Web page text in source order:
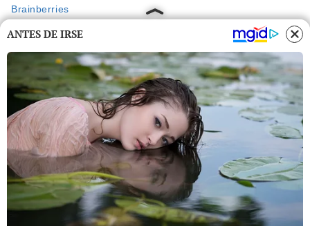
ANTES DE IRSE